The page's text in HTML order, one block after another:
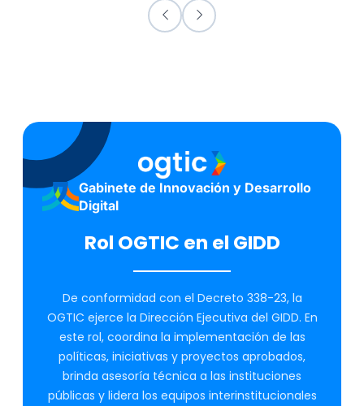
Gabinete de Innovación y Desarrollo
Digital
Rol OGTIC en el GIDD
De conformidad con el Decreto 338-23, la
OGTIC ejerce la Dirección Ejecutiva del GIDD. En
este rol, coordina la implementación de las
políticas, iniciativas y proyectos aprobados,
brinda asesoría técnica a las instituciones
públicas y lidera los equipos interinstitucionales